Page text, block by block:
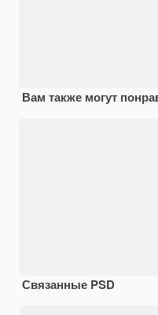
Вам также могут
Связанные PSD